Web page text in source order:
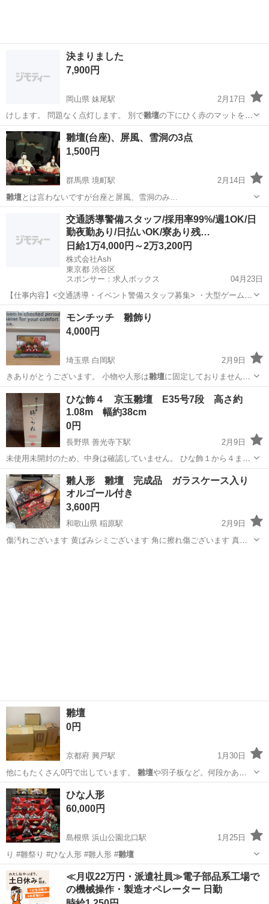
決まりました
7,900円
岡山県 妹尾駅
2月17日
けします。 問題なく点灯します。 別で雛壇の下にひく赤のマットをお
つけします。 …
岡山 岡山市 妹尾駅 その他 お雛様
雛壇(台座)、屏風、雪洞の3点
1,500円
群馬県 境町駅
2月14日
雛壇とは言わないですが台座と屏風、雪洞のみ…
伊勢崎市 境町駅 年中行事用品 雛壇
交通誘導警備スタッフ/採用率99%/週1OK/日
勤夜勤あり/日払いOK/寮あり残…
日給1万4,000円～2万3,200円
株式会社Ash
東京都 渋谷区
スポンサー：求人ボックス
04月23日
【仕事内容】<交通誘導・イベント警備スタッフ募集> ・大型ゲームイ
ベント ・スポーツ・地域イベント ・工事現場 など、さまざまな現場
で「安全を支える」警備会社です。 若手スタッフも多数活躍中! 未経
験スタートがほとんどなので、初め...
アルバイト・パート
モンチッチ 雛飾り
4,000円
埼玉県 白岡駅
2月9日
きありがとうございます。 小物や人形は雛壇に固定しておりませんの
でセッティングや…
埼玉 蓮田市 白岡駅 インテリア雑貨/小物 モンチッチ
ひな飾４ 京玉雛壇 E35号7段 高さ約
1.08m 幅約38cm
0円
長野県 善光寺下駅
2月9日
未使用未開封のため、中身は確認していません。 ひな飾１から４まで
はセットです。セットすべてでお引き取りください。 画像には載せて
いませんが、赤い敷物が見つかりました。 直接引き取りにて、お願い
いたします。
長野 長野市 善光寺下駅 その他 雛壇
雛人形 雛壇 完成品 ガラスケース入り
オルゴール付き
3,600円
和歌山県 稲原駅
2月9日
傷汚れございます 黄ばみシミございます 角に擦れ傷ございます 真ん
雛壇
0円
京都府 興戸駅
1月30日
他にもたくさん0円で出しています。 雛壇や羽子板など。何段かある
そこそこのサイ…
京都 京田辺市 興戸駅
ひな人形
60,000円
島根県 浜山公園北口駅
1月25日
り #雛祭り #ひな人形 #雛人形 #雛壇
島根 出雲市 浜山公園北口駅 キッズ用品 雛人形
≪月収22万円・派遣社員≫電子部品系工場で
の機械操作・製造オペレーター 日勤